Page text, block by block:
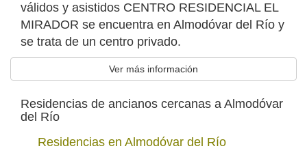
válidos y asistidos CENTRO RESIDENCIAL EL
MIRADOR se encuentra en Almodóvar del Río y
se trata de un centro privado.
Ver más información
Residencias de ancianos cercanas a Almodóvar
del Río
Residencias en Almodóvar del Río